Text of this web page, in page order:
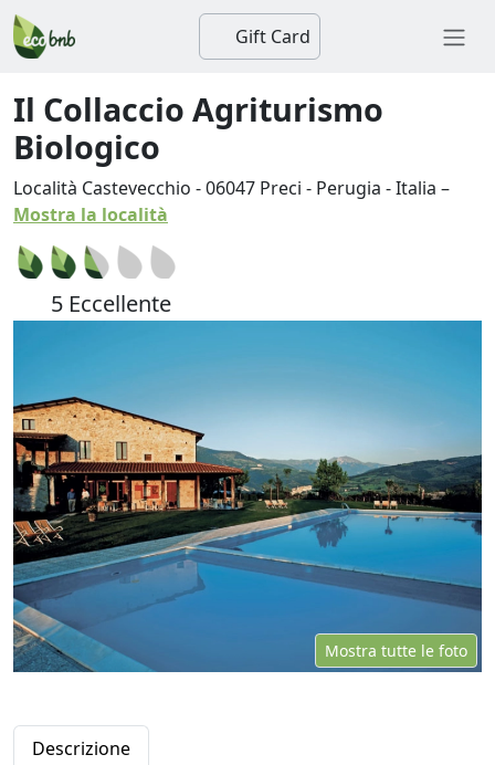
Gift Card
Il Collaccio Agriturismo
Biologico
Località Castevecchio -06047 Preci - Perugia -Italia –
Mostra la località
5 Eccellente
Mostra tutte le foto
Descrizione